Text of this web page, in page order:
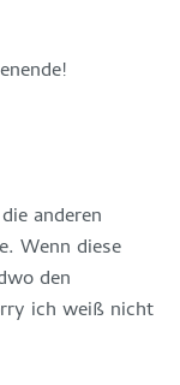
anderen
Wenn diese
den
ich weiß nicht